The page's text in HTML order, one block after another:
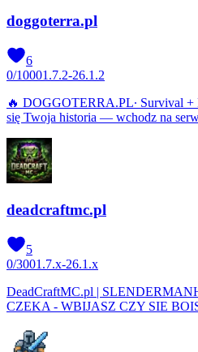
doggoterra.pl
6
0/10001.7.2-26.1.2
🔥 DOGGOTERRA.PL∙ Survival +
się Twoja historia — wchodz na
deadcraftmc.pl
5
0/3001.7.x-26.1.x
DeadCraftMC.pl |
CZEKA - WBIJASZ CZY SIE